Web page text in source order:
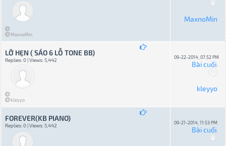
MaxnoMin
MaxnoMin
LỠ HẸN ( SÁO 6 LỖ TONE BB)
Replies: 0 | Views: 5,442
kleyyo
09-22-2014, 07:52 PM
Bài cuối:
kleyyo
FOREVER(KB PIANO)
Replies: 0 | Views: 5,442 09-21-2014, 11:53 PM
Bài cuối: